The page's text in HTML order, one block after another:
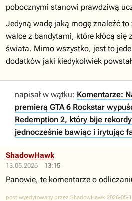
pobocznymi stanowi prawdziwą
Jedyną wadę jaką mogę znaleźć
walce z bandytami, które kłócą się
świata. Mimo wszystko, jest to
dodatków jaki kiedykolwiek
napisał w wątku: Komentarze:
premierą GTA 6 Rockstar
Redemption 2, który bije
jednocześnie bawiąc i irytując
13.05.2026 13:15
ShadowHawk
Panowie, te komentarze o
post wyedytowany przez ShadowHawk 2026-05-